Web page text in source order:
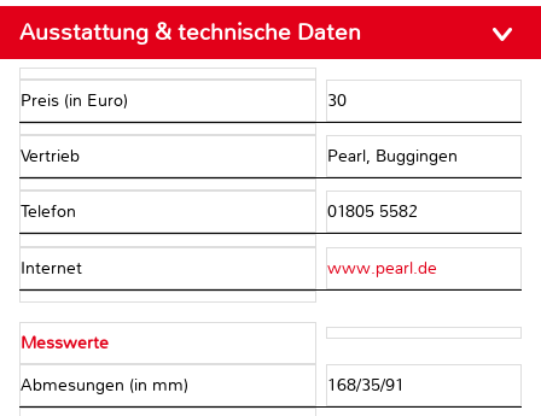
Ausstattung & technische Daten
Preis (in Euro) 30
Vertrieb Pearl, Buggingen
Telefon 01805 5582
Internet www.pearl.de
Messwerte
Abmesungen (in mm) 168/35/91